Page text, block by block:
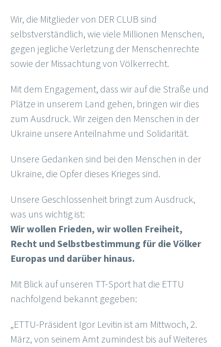
Wir, die Mitglieder von DER CLUB sind
selbstverständlich, wie viele Millionen Menschen,
gegen jegliche Verletzung der Menschenrechte
sowie der Missachtung von Völkerrecht.
Mit dem Engagement, dass wir auf die Straße und
Plätze in unserem Land gehen, bringen wir dies
zum Ausdruck. Wir zeigen den Menschen in der
Ukraine unsere Anteilnahme und Solidarität.
Unsere Gedanken sind bei den Menschen in der
Ukraine, die Opfer dieses Krieges sind.
Unsere Geschlossenheit bringt zum Ausdruck,
was uns wichtig ist:
Wir wollen Frieden, wir wollen Freiheit,
Recht und Selbstbestimmung für die Völker
Europas und darüber hinaus.
Mit Blick auf unseren TT-Sport hat die ETTU
nachfolgend bekannt gegeben:
„ETTU-Präsident Igor Levitin ist am Mittwoch, 2.
März, von seinem Amt zumindest bis auf Weiteres